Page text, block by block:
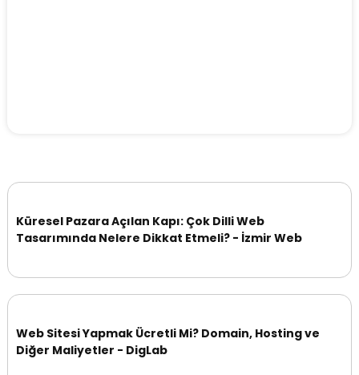
Küresel Pazara Açılan Kapı: Çok Dilli Web
Tasarımında Nelere Dikkat Etmeli? - İzmir Web
Web Sitesi Yapmak Ücretli Mi? Domain, Hosting ve
Diğer Maliyetler - DigLab